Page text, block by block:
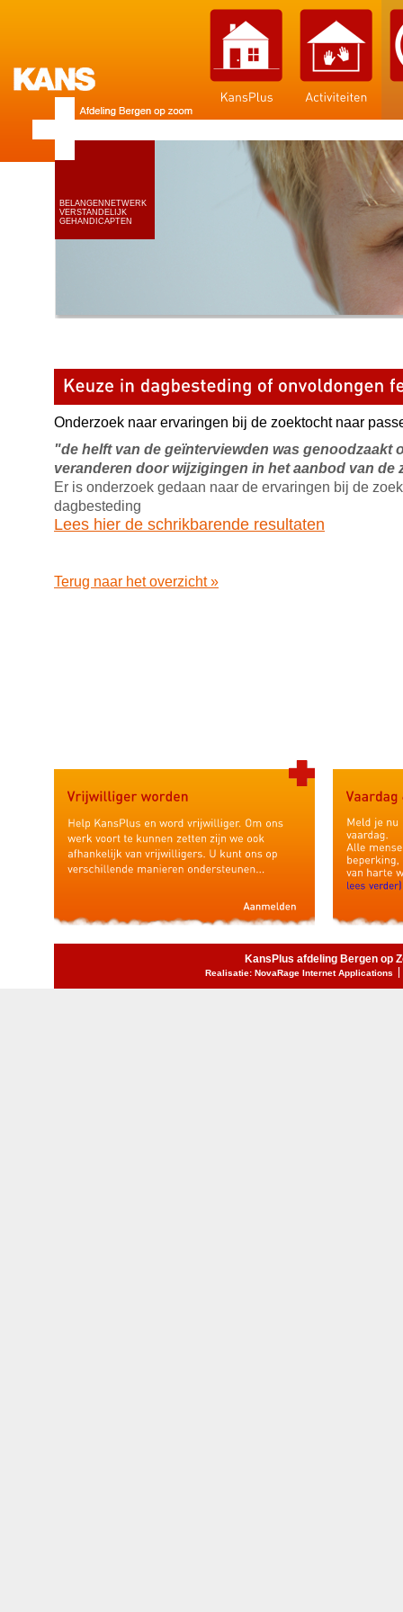
BELANGENNETWERK
VERSTANDELIJK
GEHANDICAPTEN
Onderzoek naar ervaringen bij de zoektocht naar
"de helft van de geïnterviewden was genoodzaakt
veranderen door wijzigingen in het aanbod van de
Er is onderzoek gedaan naar de ervaringen bij de
dagbesteding
Lees hier de schrikbarende resultaten
Terug naar het overzicht »
KansPlus afdeling Bergen op
Realisatie: NovaRage Internet Applications